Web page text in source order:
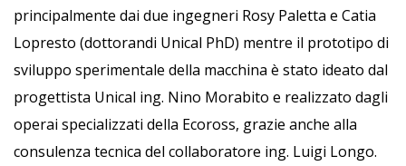
principalmente dai due ingegneri Rosy Paletta e Catia
Lopresto (dottorandi Unical PhD) mentre il prototipo di
sviluppo sperimentale della macchina è stato ideato dal
progettista Unical ing. Nino Morabito e realizzato dagli
operai specializzati della Ecoross, grazie anche alla
consulenza tecnica del collaboratore ing. Luigi Longo.